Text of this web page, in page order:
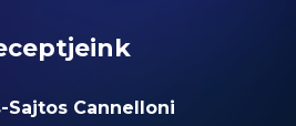
Sajtos Cannelloni